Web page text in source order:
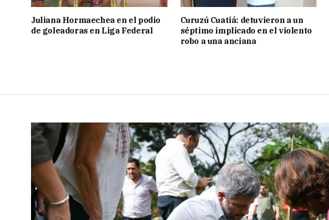
Juliana Hormaechea en el podio
de goleadoras en Liga Federal
Curuzú Cuatiá: detuvieron a un
séptimo implicado en el violento
robo a una anciana